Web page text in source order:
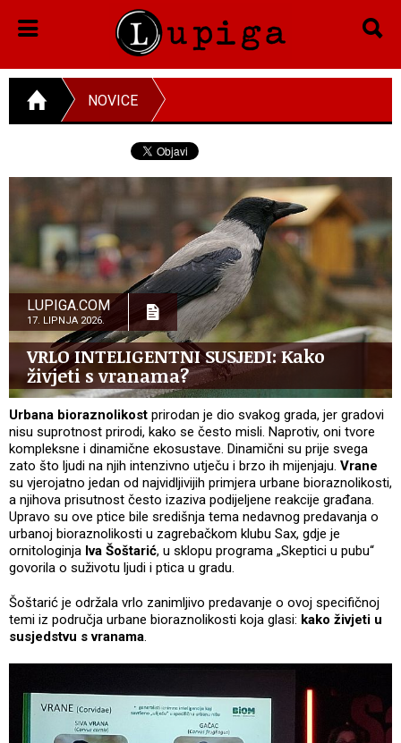
NOVICE
LUPIGA.COM
17. LIPNJA 2026.
VRLO INTELIGENTNI SUSJEDI: Kako
živjeti s vranama?
Urbana bioraznolikost prirodan je dio svakog grada, jer gradovi
nisu suprotnost prirodi, kako se često misli. Naprotiv, oni tvore
kompleksne i dinamične ekosustave. Dinamični su prije svega
zato što ljudi na njih intenzivno utječu i brzo ih mijenjaju. Vrane
su vjerojatno jedan od najvidljivijih primjera urbane bioraznolikosti,
a njihova prisutnost često izaziva podijeljene reakcije građana.
Upravo su ove ptice bile središnja tema nedavnog predavanja o
urbanoj bioraznolikosti u zagrebačkom klubu Sax, gdje je
ornitologinja Iva Šoštarić, u sklopu programa „Skeptici u pubu“
govorila o suživotu ljudi i ptica u gradu.
Šoštarić je održala vrlo zanimljivo predavanje o ovoj specifičnoj
temi iz područja urbane bioraznolikosti koja glasi: kako živjeti u
susjedstvu s vranama.